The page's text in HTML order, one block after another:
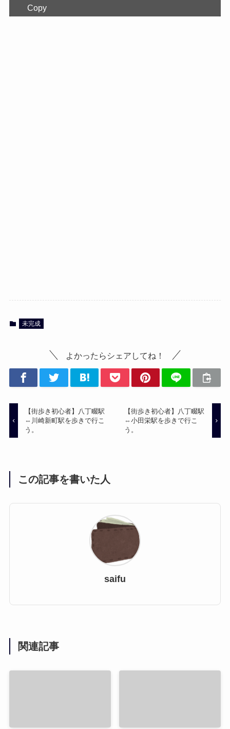
Copy
未完成
よかったらシェアしてね！
【街歩き初心者】八丁畷駅
⇔川崎新町駅を歩きで行こ
う。
【街歩き初心者】八丁畷駅
⇔小田栄駅を歩きで行こ
う。
この記事を書いた人
saifu
関連記事